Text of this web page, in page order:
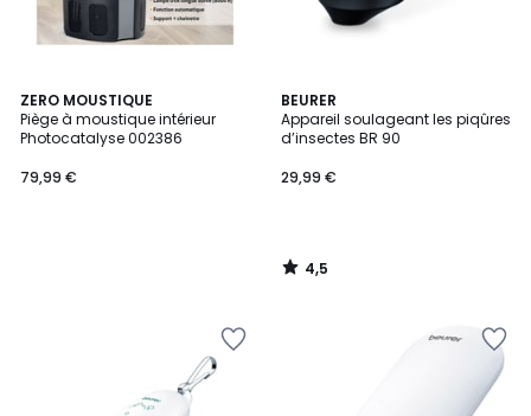
ZERO MOUSTIQUE
Piège à moustique intérieur
Photocatalyse 002386
79,99 €
BEURER
Appareil soulageant les piqûres
d’insectes BR 90
29,99 €
4,5
/ 5
4,5
/